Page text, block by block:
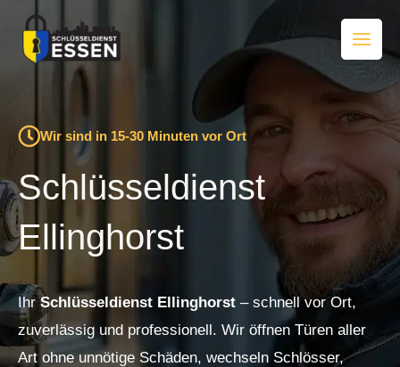
Inhalt
springen
Wir sind in 15-30 Minuten vor Ort
Schlüsseldienst
Ellinghorst
IhrSchlüsseldienst Ellinghorst – schnell vor Ort,
zuverlässig und professionell. Wir öffnen Türen aller
Art ohne unnötige Schäden, wechseln Schlösser,